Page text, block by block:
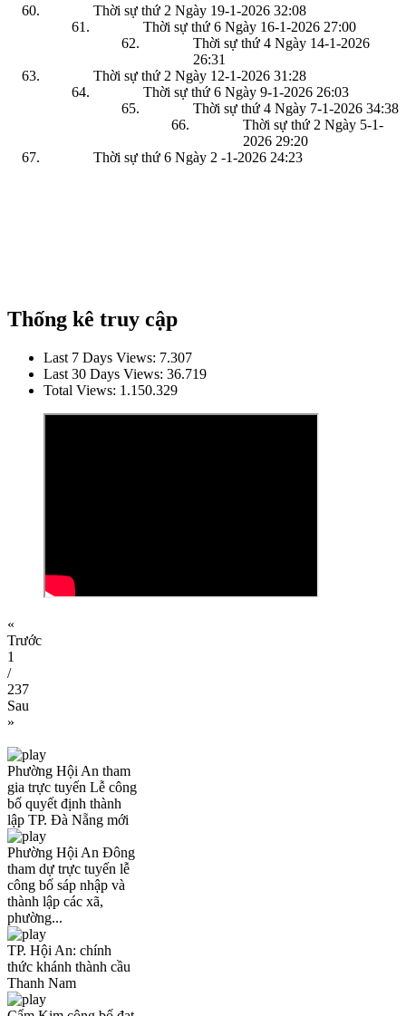
Thời sự thứ 2 Ngày 19-1-2026 32:08
Thời sự thứ 6 Ngày 16-1-2026 27:00
Thời sự thứ 4 Ngày 14-1-2026
26:31
Thời sự thứ 2 Ngày 12-1-2026 31:28
Thời sự thứ 6 Ngày 9-1-2026 26:03
Thời sự thứ 4 Ngày 7-1-2026 34:38
Thời sự thứ 2 Ngày 5-1-
2026 29:20
Thời sự thứ 6 Ngày 2 -1-2026 24:23
Thống kê truy cập
Last 7 Days Views: 7.307
Last 30 Days Views: 36.719
Total Views: 1.150.329
«
Trước
1
/
237
Sau
»
Phường Hội An tham
gia trực tuyến Lễ công
bố quyết định thành
lập TP. Đà Nẵng mới
Phường Hội An Đông
tham dự trực tuyến lễ
công bố sáp nhập và
thành lập các xã,
phường...
TP. Hội An: chính
thức khánh thành cầu
Thanh Nam